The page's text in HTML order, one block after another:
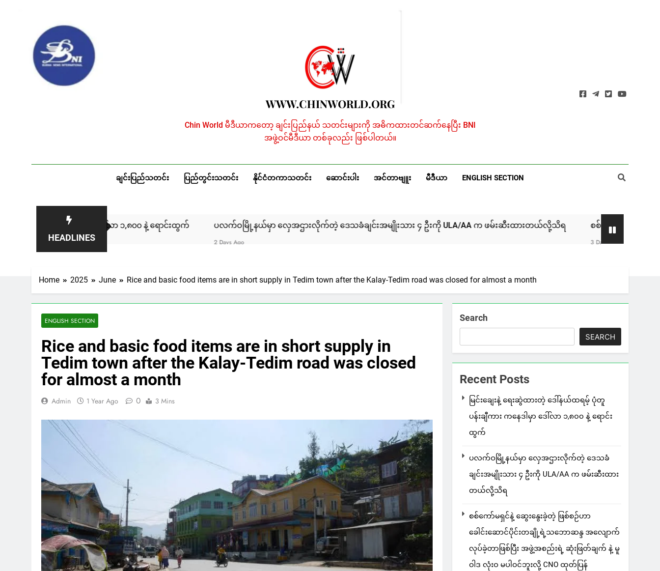
WWW.CHINWORLD.ORG
Chin World မီဒီယာကတော့ ချင်းပြည်နယ် သတင်းများကို အဓိကထားတင်ဆက်နေပြီး BNI
အဖွဲ့ဝင်မီဒီယာ တစ်ခုလည်း ဖြစ်ပါတယ်။
ချင်းပြည်သတင်း ပြည်တွင်းသတင်း နိုင်ငံတကာသတင်း ဆောင်းပါး အင်တာဗျူး မီဒီယာ ENGLISH SECTION
HEADLINES
း ကနေဒါမှာ ဒေါ်လာ ၁,၈၀၀ နဲ့ ရောင်းထွက် ပလက်ဝမြို့နယ်မှာ လှေအဌားလိုက်တဲ့ ဒေသခံချင်းအမျိုးသား ၄ ဦးကို ULA/AA က ဖမ်းဆီးထားတယ်လို့သိရ စစ်ကော်မရှင်နဲ့ ဆွေးနွေးခဲ့တဲ့ ဖြ
Home 2025 June Rice and basic food items are in short supply in Tedim town after the Kalay-Tedim road was closed for almost a month
ENGLISH SECTION
Rice and basic food items are in short supply in
Tedim town after the Kalay-Tedim road was closed
for almost a month
Admin 1 Year Ago 0 3 Mins
Search
SEARCH
Recent Posts
မြင်းချေးနဲ့ ရေးဆွဲထားတဲ့ ဒေါ်နယ်ထရမ့် ပုံတူ
ပန်းချီကား ကနေဒါမှာ ဒေါ်လာ ၁,၈၀၀ နဲ့ ရောင်း
ထွက်
ပလက်ဝမြို့နယ်မှာ လှေအဌားလိုက်တဲ့ ဒေသခံ
ချင်းအမျိုးသား ၄ ဦးကို ULA/AA က ဖမ်းဆီးထား
တယ်လို့သိရ
စစ်ကော်မရှင်နဲ့ ဆွေးနွေးခဲ့တဲ့ ဖြစ်စဉ်ဟာ
ခေါင်းဆောင်ပိုင်းတချို့ရဲ့သဘောဆန္ဒ အလျောက်
လုပ်ခဲ့တာဖြစ်ပြီး အဖွဲ့အစည်းရဲ့ ဆုံးဖြတ်ချက် နဲ့ မူ
ဝါဒ လုံးဝ မပါဝင်ဘူးလို့ CNO ထုတ်ပြန်